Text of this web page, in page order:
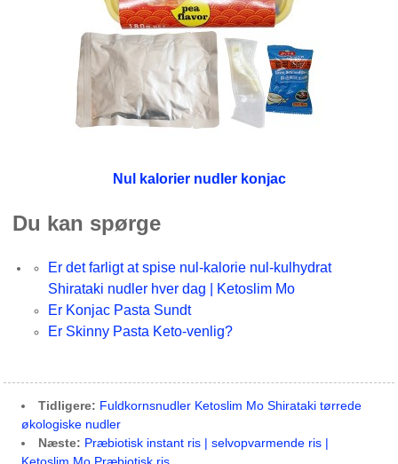
Nul kalorier nudler konjac
Du kan spørge
Er det farligt at spise nul-kalorie nul-kulhydrat
Shirataki nudler hver dag | Ketoslim Mo
Er Konjac Pasta Sundt
Er Skinny Pasta Keto-venlig?
Tidligere: Fuldkornsnudler Ketoslim Mo Shirataki tørrede
økologiske nudler
Næste: Præbiotisk instant ris | selvopvarmende ris |